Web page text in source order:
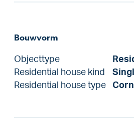
Bouwvorm
Objecttype
Residential house kind
Residential house type